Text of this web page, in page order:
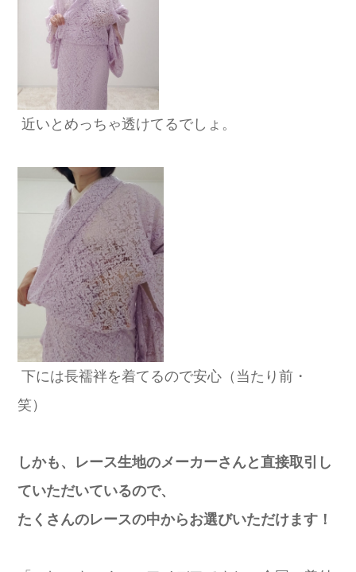
近いとめっちゃ透けてるでしょ。
下には長襦袢を着てるので安心（当たり前・
笑）
しかも、レース生地のメーカーさんと直接取引し
ていただいているので、
たくさんのレースの中からお選びいただけます！